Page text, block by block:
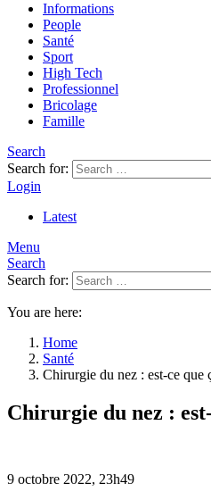
Informations
People
Santé
Sport
High Tech
Professionnel
Bricolage
Famille
Search
Search for:
Login
Latest
Menu
Search
Search for:
You are here:
Home
Santé
Chirurgie du nez : est-ce que
Chirurgie du nez :
9 octobre 2022, 23h49